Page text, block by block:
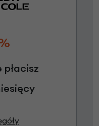
płacisz